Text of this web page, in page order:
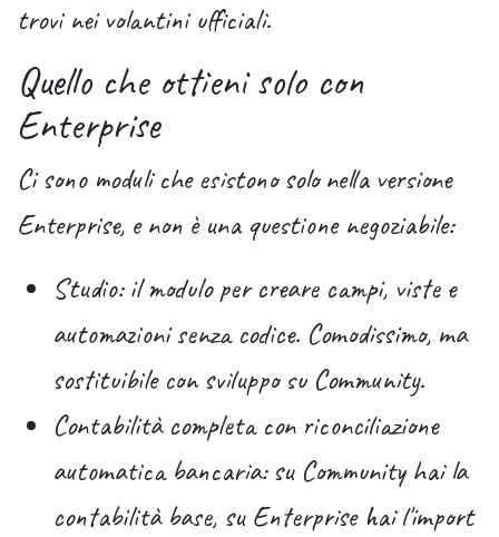
trovi nei volantini ufficiali.
Quello che ottieni solo con
Enterprise
Ci sono moduli che esistonosolonella versione
Enterprise, e non è una questione negoziabile:
Studio: il modulo per creare campi, viste e
automazioni senza codice. Comodissimo, ma
sostituibile con sviluppo su Community.
Contabilità completa con riconciliazione
automatica bancaria: su Community hai la
contabilità base, su Enterprise hai l'import